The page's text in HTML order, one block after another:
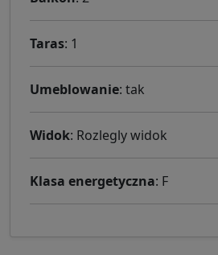
Taras: 1
Umeblowanie: tak
Widok: Rozlegly widok
Klasa energetyczna: F